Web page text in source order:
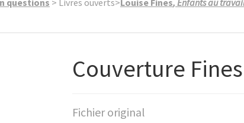
questions > Livres ouverts>Louise Fines, Enfants au
Couverture Fines
Fichier original